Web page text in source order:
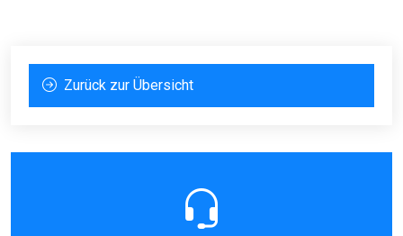
Zurück zur Übersicht